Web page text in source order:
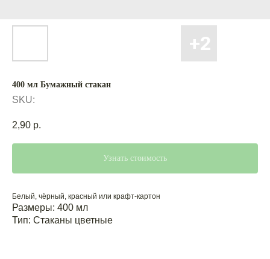
400 мл Бумажный стакан
SKU:
2,90 р.
Узнать стоимость
Белый, чёрный, красный или крафт-картон
Размеры: 400 мл
Тип: Cтаканы цветные